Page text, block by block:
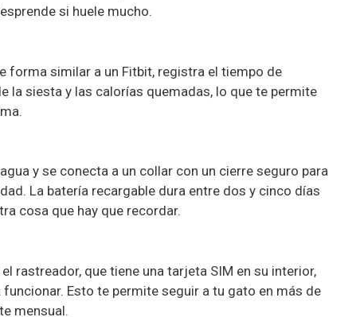
si huele mucho.
forma similar a un Fitbit, registra el tiempo de
la siesta y las calorías quemadas, lo que te permite
y se conecta a un collar con un cierre seguro para
La batería recargable dura entre dos y cinco días
cosa que hay que recordar.
rastreador, que tiene una tarjeta SIM en su interior,
Esto te permite seguir a tu gato en más de
mensual.